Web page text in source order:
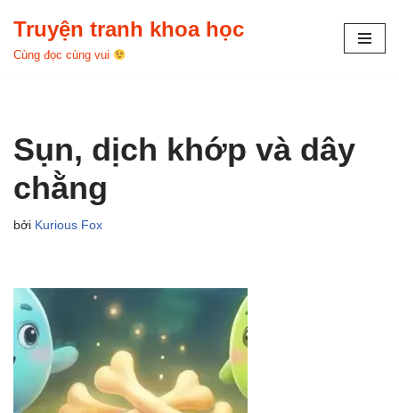
Chuyển
Truyện tranh khoa học
Cùng đọc cùng vui
Sụn, dịch khớp và dây
chằng
bởi Kurious Fox